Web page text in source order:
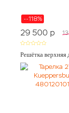
--118%
29 500 p
Решётка верхняя